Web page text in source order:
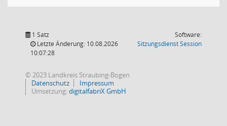
1 Satz
Letzte Änderung: 10.08.2026
10:07:28
Software:
SitzungsdienstSession(Wird in
© 2023 Landkreis Straubing-Bogen
Datenschutz
Impressum
Umsetzung:digitalfabriX GmbH